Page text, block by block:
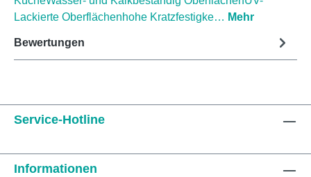
Lackierte Oberflächenhohe Kratzfestigke… Mehr
Bewertungen
Service-Hotline
Informationen